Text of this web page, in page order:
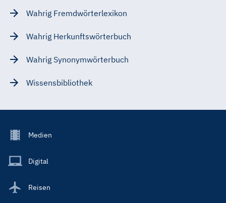
Wahrig Fremdwörterlexikon
Wahrig Herkunftswörterbuch
Wahrig Synonymwörterbuch
Wissensbibliothek
Footer
Main
Medien
Digital
Reisen